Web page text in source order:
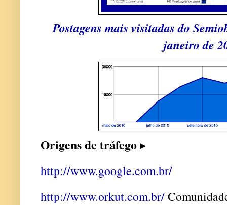
Postagens mais visitadas do
janeiro de
Origens de tráfego▸
http://www.google.com.br/
http://www.orkut.com.br/